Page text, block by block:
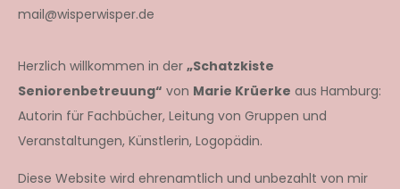
mail@wisperwisper.de
Herzlich willkommen in der „Schatzkiste
Seniorenbetreuung“ von Marie Krüerke aus Hamburg:
Autorin für Fachbücher, Leitung von Gruppen und
Veranstaltungen, Künstlerin, Logopädin.
Diese Website wird ehrenamtlich und unbezahlt von mir